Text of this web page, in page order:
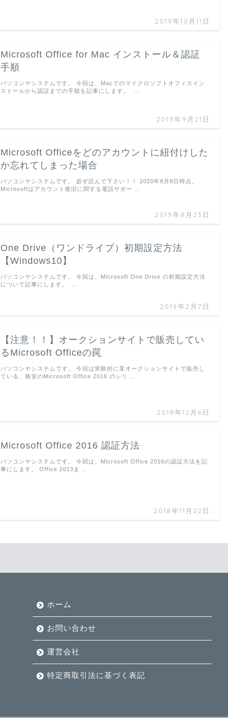
2019年10月11日
Microsoft Office for Mac インストール＆認証
手順
2019年9月21日
パソコンヤシステムです。 今回は、Macでのマイクロソフトオフィスイン
ストールから認証までの手順を記事にします。 …
Microsoft Officeをどのアカウントに紐付けした
か忘れてしまった場合
2019年8月23日
パソコンヤシステムです。 必ず読んで下さい！！ 2020年8月8日時点。
Microsoftはアカウント復旧に関する電話サポー …
One Drive（ワンドライブ）初期設定方法
【Windows10】
2019年2月7日
パソコンヤシステムです。 今回は、Microsoft One Drive の初期設定方法
について記事にします。 …
【注意！！】オークションサイトで販売してい
るMicrosoft Officeの罠
2018年12月6日
パソコンヤシステムです。 今回は実験的に某オークションサイトで販売し
ている、格安のMicrosoft Office 2016 のシリ …
Microsoft Office 2016 認証方法
2018年11月22日
パソコンヤシステムです。 今回は、Microsoft Office 2016の認証方法を記
事にします。 Office 2013ま …
ホーム
お問い合わせ
運営会社
特定商取引法に基づく表記